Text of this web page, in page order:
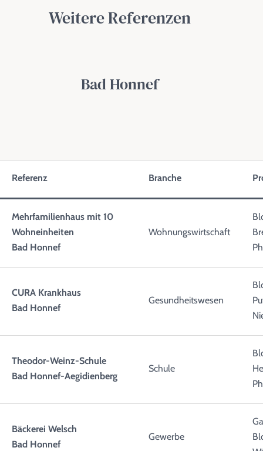
Weitere Referenzen
Bad Honnef
Referenz Branche
Mehrfamilienhaus mit 10
Wohneinheiten
Bad Honnef
Wohnungswirtschaft
CURA Krankhaus
Bad Honnef
Gesundheitswesen
Theodor-Weinz-Schule
Bad Honnef-Aegidienberg
Schule
Bäckerei Welsch
Bad Honnef
Gewerbe